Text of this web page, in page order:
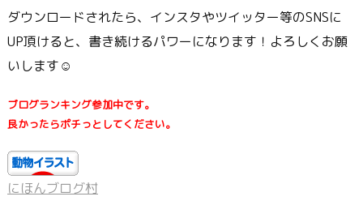
ダウンロードされたら、インスタやツイッター等のSNSに
UP頂けると、書き続けるパワーになります！よろしくお願
いします☺
ブログランキング参加中です。
良かったらポチっとしてください。
にほんブログ村